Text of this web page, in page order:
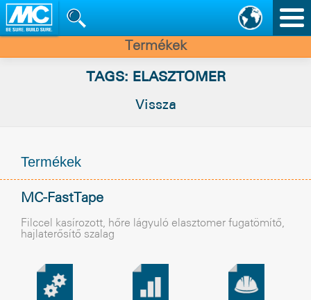
Termékek
TAGS: ELASZTOMER
Vissza
Termékek
MC-FastTape
Filccel kasírozott, hõre lágyuló elasztomer fugatömítő,
hajlaterősítő szalag